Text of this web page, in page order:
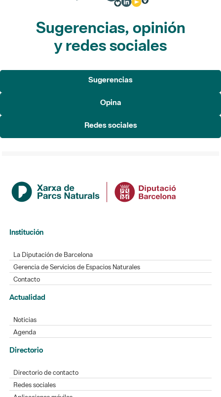
Sugerencias, opinión
y redes sociales
Sugerencias
Opina
Redes sociales
Institución
La Diputación de Barcelona
Gerencia de Servicios de Espacios Naturales
Contacto
Actualidad
Noticias
Agenda
Directorio
Directorio de contacto
Redes sociales